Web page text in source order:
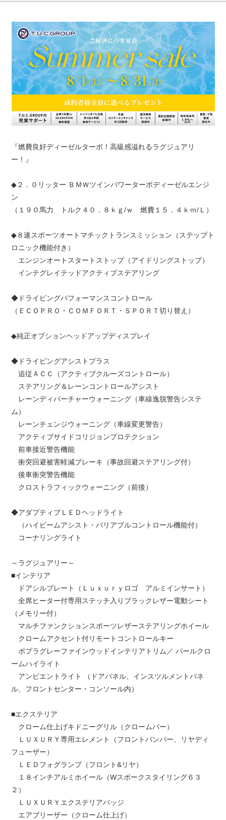
『燃費良好ディーゼルターボ！高級感溢れるラグジュアリ
ー！』
◆２．０リッター ＢＭＷツインパワーターボディーゼルエンジ
ン
（１９０馬力 トルク４０．８ｋｇ/ｗ 燃費１５．４ｋｍ/Ｌ）
◆８速スポーツオートマチックトランスミッション（ステップト
ロニック機能付き）
エンジンオートスタートストップ（アイドリングストップ）
インテグレイテッドアクティブステアリング
◆ドライビングパフォーマンスコントロール
（ＥＣＯＰＲＯ・ＣＯＭＦＯＲＴ・ＳＰＯＲＴ切り替え）
◆純正オプションヘッドアップディスプレイ
◆ドライビングアシストプラス
追従ＡＣＣ（アクティブクルーズコントロール）
ステアリング＆レーンコントロールアシスト
レーンディパーチャーウォーニング（車線逸脱警告システ
ム）
レーンチェンジウォーニング（車線変更警告）
アクティブサイドコリジョンプロテクション
前車接近警告機能
衝突回避被害軽減ブレーキ（事故回避ステアリング付）
後車衝突警告機能
クロストラフィックウォーニング（前後）
◆アダプティブＬＥＤヘッドライト
（ハイビームアシスト・バリアブルコントロール機能付）
コーナリングライト
～ラグジュアリー～
■インテリア
ドアシルプレート（Ｌｕｘｕｒｙロゴ アルミインサート）
全席ヒーター付専用ステッチ入りブラックレザー電動シート
（メモリー付）
マルチファンクションスポーツレザーステアリングホイール
クロームアクセント付リモートコントロールキー
ポプラグレーファインウッドインテリアトリム／ パールクロ
ームハイライト
アンビエントライト （ドアパネル、インスツルメントパネ
ル、フロントセンター・コンソール内）
■エクステリア
クローム仕上げキドニーグリル（クロームバー）
ＬＵＸＵＲＹ専用エレメント（フロントバンパー、リヤディ
フューザー）
ＬＥＤフォグランプ（フロント&リヤ）
１８インチアルミホイール（Wスポークスタイリング６３
２）
ＬＵＸＵＲＹエクステリアバッジ
エアブリーザー（クローム仕上げ）